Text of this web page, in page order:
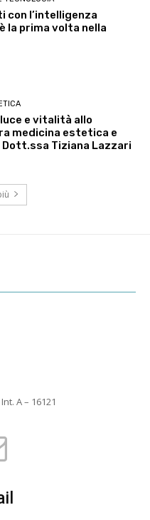
con l’intelligenza
la prima volta nella
e vitalità allo
medicina estetica e
Tiziana Lazzari
A – 16121